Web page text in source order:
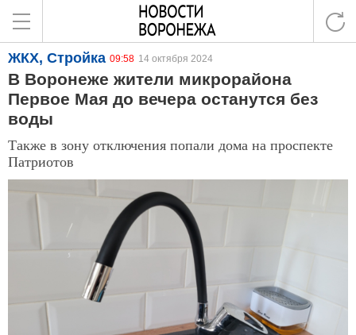
ЖКХ, Стройка 09:58 14 октября 2024
В Воронеже жители микрорайона
Первое Мая до вечера останутся без
воды
Также в зону отключения попали дома на проспекте
Патриотов